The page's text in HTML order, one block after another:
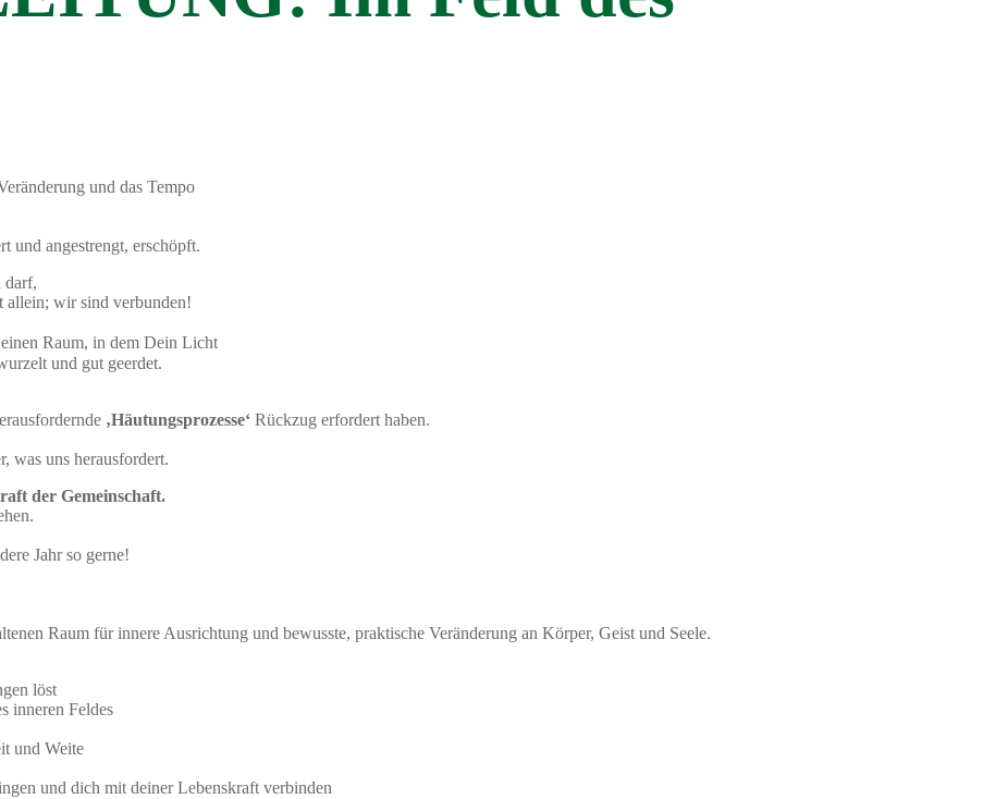
und das Tempo
und angestrengt, erschöpft.
darf,
allein; wir sind verbunden!
Raum, in dem Dein Licht
und gut geerdet.
‚Häutungsprozesse‘ Rückzug erfordert haben.
was uns herausfordert.
der Gemeinschaft.
Jahr so gerne!
Raum für innere Ausrichtung und bewusste, praktische Veränderung an Körper, Geist und Seele.
löst
inneren Feldes
und Weite
und dich mit deiner Lebenskraft verbinden